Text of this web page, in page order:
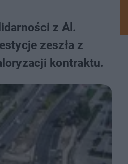
z Al.
zeszła z
kontraktu.